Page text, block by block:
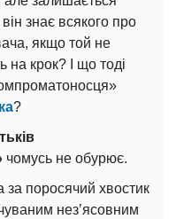
знає всякого про
якщо той не
на крок? І що тоді
?
чомусь не обурює.
за поросячий хвостик
нез’ясовним